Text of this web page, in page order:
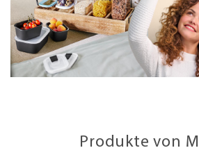
Produkte von